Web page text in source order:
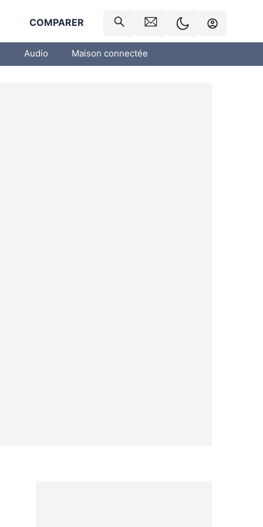
COMPARER
Audio Maison connectée